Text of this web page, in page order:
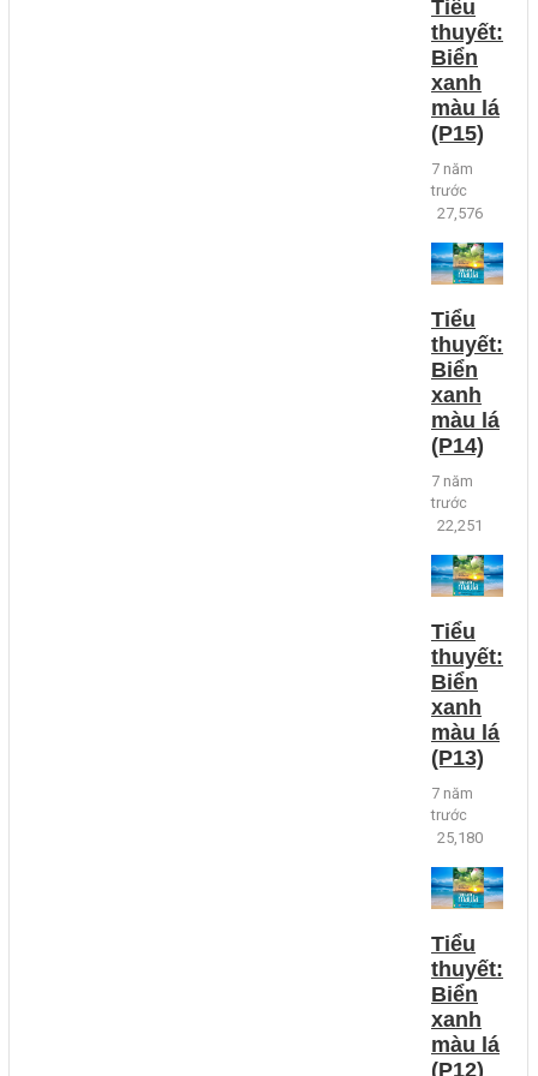
Tiểu
thuyết:
Biển
xanh
màu lá
(P15)
7 năm
trước
27,576
Tiểu
thuyết:
Biển
xanh
màu lá
(P14)
7 năm
trước
22,251
Tiểu
thuyết:
Biển
xanh
màu lá
(P13)
7 năm
trước
25,180
Tiểu
thuyết:
Biển
xanh
màu lá
(P12)